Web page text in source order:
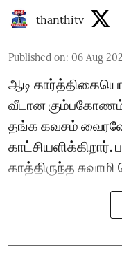
thanthitv
Published on: 06 Aug
ஆடி
வீடான கும்பகோணம்,
தங்க கவசம்
காத்திருந்த